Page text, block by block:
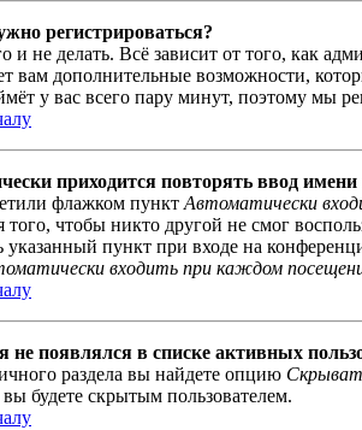
регистрироваться?
и не делать. Всё зависит от того, как
вам дополнительные возможности,
у вас всего пару минут, поэтому мы
приходится повторять ввод имени
флажком пункт Автоматически
того, чтобы никто другой не смог
указанный пункт при входе на
входить при каждом
не появлялся в списке активных
раздела вы найдете опцию
будете скрытым пользователем.